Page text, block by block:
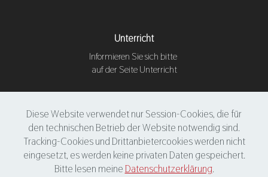
Unterricht
Informieren Sie sich bitte
auf der Seite Unterricht
Diese Website verwendet nur Session-Cookies, die für
den technischen Betrieb der Website notwendig sind.
Tracking-Cookies und Drittanbietercookies werden nicht
eingesetzt, es werden keine privaten Daten gespeichert.
Bitte lesen meineDatenschutzerklärung.